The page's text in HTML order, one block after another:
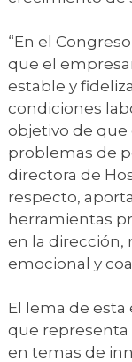
“En el
que el
estable y
condiciones
objetivo de que
problemas de
directora de
respecto,
herramientas
en la dirección,
emocional y
El lema de esta
que representa
en temas de